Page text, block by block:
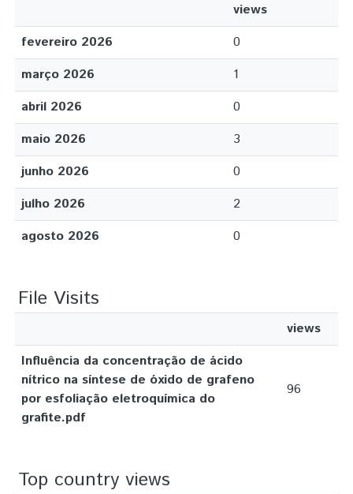
views
fevereiro 2026
0
março 2026
1
abril 2026
0
maio 2026
3
junho 2026
0
julho 2026
2
agosto 2026
0
File Visits
views
Influência da concentração de ácido
nítrico na síntese de óxido de grafeno
por esfoliação eletroquímica do
grafite.pdf
96
Top country views